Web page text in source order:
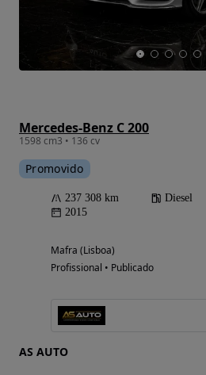
Mercedes-Benz C 200
1598 cm3 • 136 cv
Promovido
237 308 km Diesel
2015
Mafra (Lisboa)
Profissional • Publicado
AS AUTO